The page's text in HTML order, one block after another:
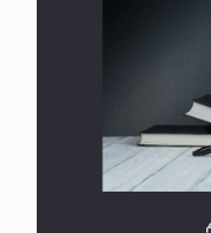
أو الهجرية؟